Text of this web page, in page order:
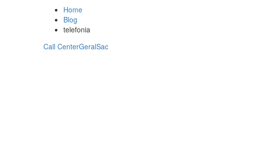
Home
Blog
telefonia
Call CenterGeralSac